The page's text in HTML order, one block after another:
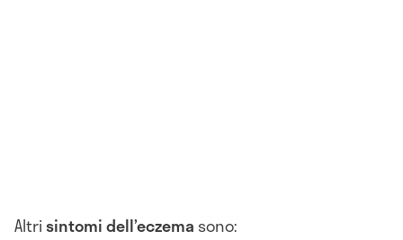
Altrisintomi dell’eczema sono: